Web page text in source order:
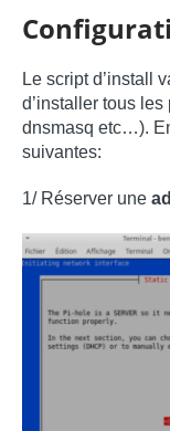
Le script d’install
d’installer tous
dnsmasq etc…).
suivantes:
1/ Réserver une